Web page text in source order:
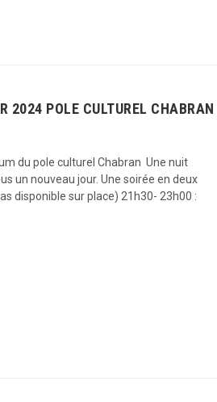
2024 POLE CULTUREL CHABRAN
du pole culturel Chabran Une nuit
un nouveau jour. Une soirée en deux
disponible sur place) 21h30- 23h00 :